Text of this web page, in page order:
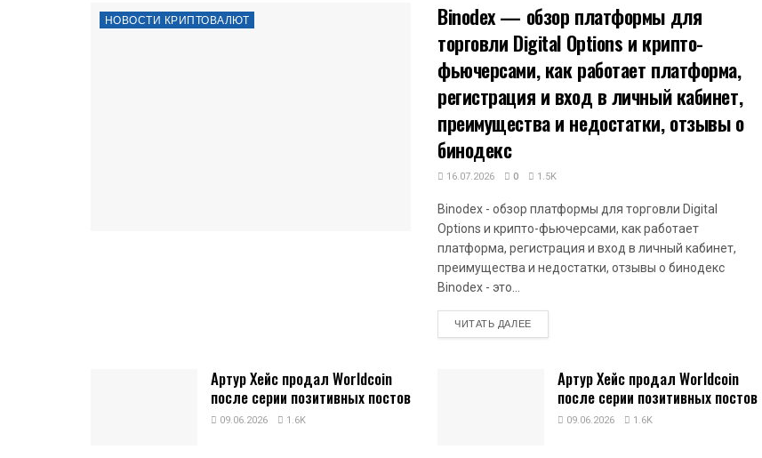
НОВОСТИ КРИПТОВАЛЮТ
Binodex — обзор платформы для
торговли Digital Options и крипто-
фьючерсами, как работает платформа,
регистрация и вход в личный кабинет,
преимущества и недостатки, отзывы о
бинодекс
16.07.2026 0 1.5K
Binodex - обзор платформы для торговли Digital
Options и крипто-фьючерсами, как работает
платформа, регистрация и вход в личный кабинет,
преимущества и недостатки, отзывы о бинодекс
Binodex - это...
ЧИТАТЬ ДАЛЕЕDETAILS
Артур Хейс продал Worldcoin
после серии позитивных постов
09.06.2026 1.6K
Артур Хейс продал Worldcoin
после серии позитивных постов
09.06.2026 1.6K